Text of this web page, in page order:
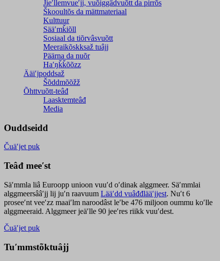
Jieʹllemvueʹjj, vuõiggâdvuõtt da pirrõs
Škooultõs da mättmateriaal
Kulttuur
Sääʹmǩiõll
Sosiaal da tiõrvâsvuõtt
Meeraikõskksaž tuâjj
Päärna da nuõr
Haʹŋǩǩõõzz
Ääiʹjpoddsaž
Šõddmõõžž
Õhttvuõtt-teâđ
Laasktemteâđ
Media
Ouddseidd
Čuäʹjet puk
Teâđ meeʹst
Säʹmmla liâ Euroopp unioon vuuʹd oʹdinak alggmeer. Säʹmmlai
alggmeersââʹjj lij juʹn raavuum Lääʹdd vuâđđlääʹjjest. Nuʹt 6
proseeʹnt veeʹzz maaiʹlm naroodâst leʹbe 476 miljoon oummu koʹlle
alggmeeraid. Alggmeer jeäʹlle 90 jeeʹres riikk vuuʹdest.
Čuäʹjet puk
Tuʹmmstõktuâjj